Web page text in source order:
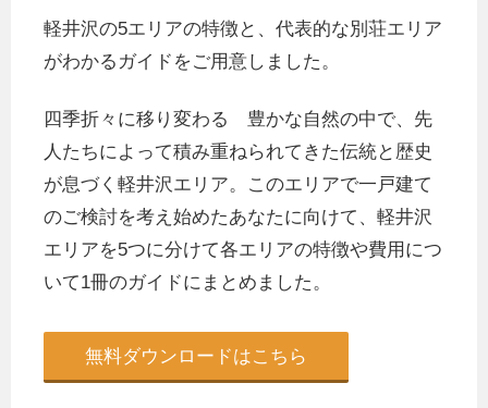
軽井沢の5エリアの特徴と、代表的な別荘エリア
がわかるガイドをご用意しました。
四季折々に移り変わる 豊かな自然の中で、先
人たちによって積み重ねられてきた伝統と歴史
が息づく軽井沢エリア。このエリアで一戸建て
のご検討を考え始めたあなたに向けて、軽井沢
エリアを5つに分けて各エリアの特徴や費用につ
いて1冊のガイドにまとめました。
無料ダウンロードはこちら